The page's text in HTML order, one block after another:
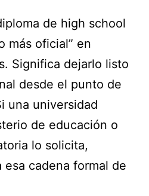
de high school
más oficial” en
Significa dejarlo listo
desde el punto de
una universidad
de educación o
lo solicita,
esa cadena formal de